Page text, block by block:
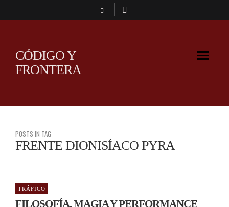
CÓDIGO Y
FRONTERA
POSTS IN TAG
FRENTE DIONISÍACO PYRA
TRÁFICO
FILOSOFÍA, MAGIA Y PERFORMANCE